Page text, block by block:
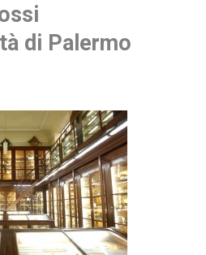
di Palermo